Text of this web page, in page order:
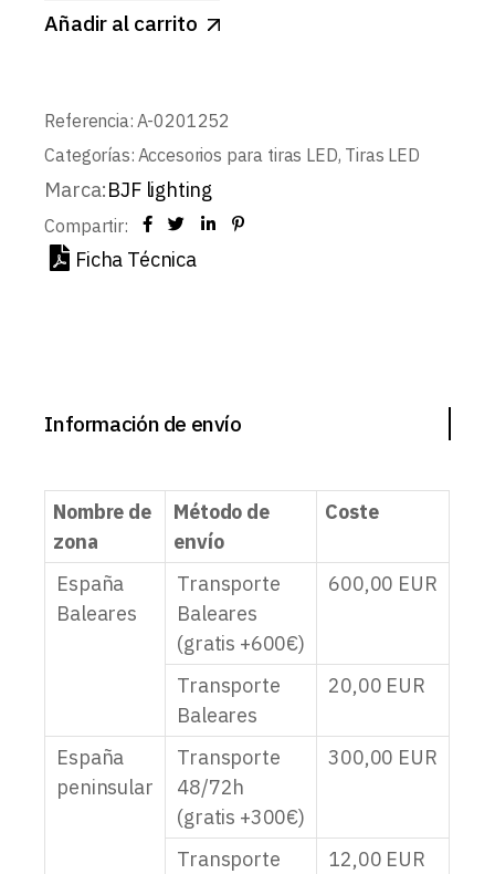
Añadir al carrito
Referencia: A-0201252
Categorías: Accesorios para tiras LED, Tiras LED
Marca:BJF lighting
Compartir:
Ficha Técnica
Información de envío
Nombre de
zona
Método de
envío
Coste
España
Baleares
Transporte
Baleares
(gratis +600€)
600,00 EUR
Transporte
Baleares
20,00 EUR
España
peninsular
Transporte
48/72h
(gratis +300€)
300,00 EUR
Transporte
12,00 EUR